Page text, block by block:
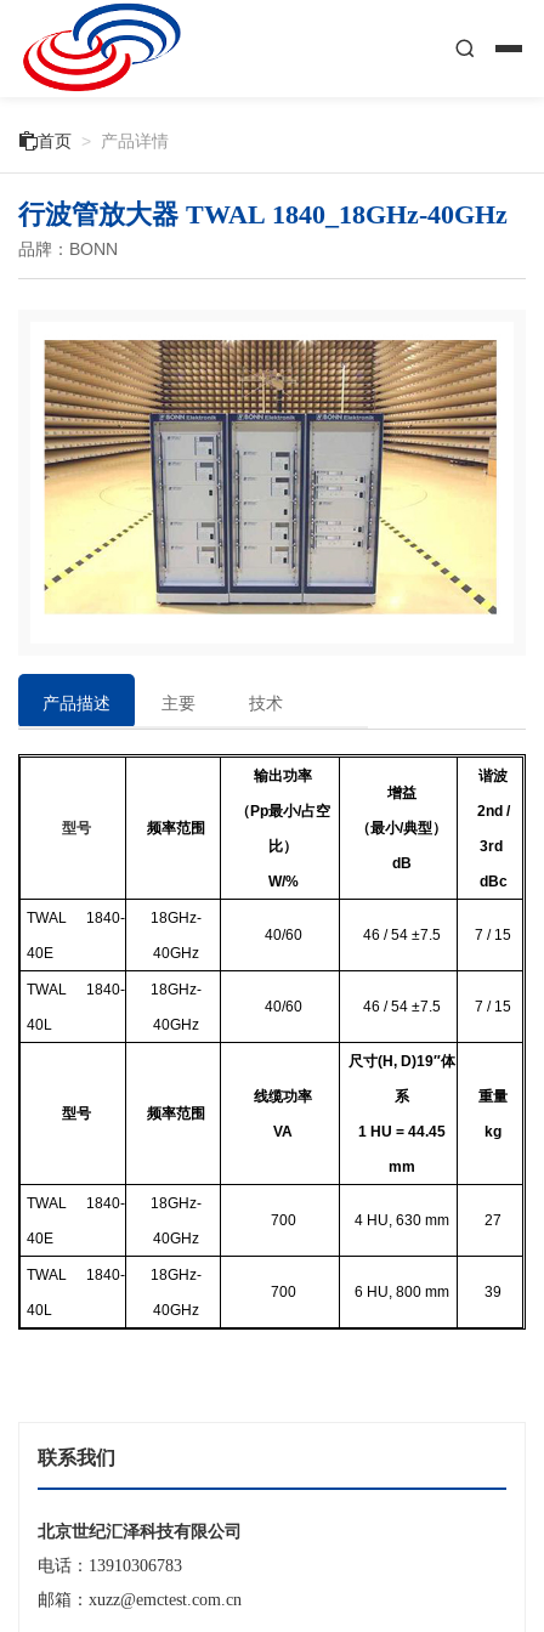
首页 > 产品详情
行波管放大器 TWAL 1840_18GHz-40GHz
品牌：BONN
产品描述
主要
技术
型号 频率范围
输出功率
（Pp最小/占空
比）
W/%
增益
（最小/典型）
dB
谐波
2nd /
3rd
dBc
TWAL 1840-
40E
18GHz-
40GHz
40/60 46 / 54 ±7.5 7 / 15
TWAL 1840-
40L
18GHz-
40GHz
40/60 46 / 54 ±7.5 7 / 15
型号 频率范围
线缆功率
VA
尺寸(H, D)19″体
系
1 HU = 44.45
mm
重量
kg
TWAL 1840-
40E
18GHz-
40GHz
700 4 HU, 630 mm 27
TWAL 1840-
40L
18GHz-
40GHz
700 6 HU, 800 mm 39
联系我们
北京世纪汇泽科技有限公司
电话：13910306783
邮箱：xuzz@emctest.com.cn